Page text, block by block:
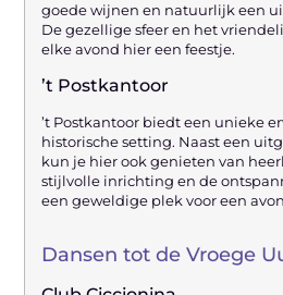
goede wijnen en natuurlijk een
De gezellige sfeer en het
elke avond hier een feestje.
’t Postkantoor
’t Postkantoor biedt een unieke
historische setting. Naast een
kun je hier ook genieten van
stijlvolle inrichting en de
een geweldige plek voor een
Dansen tot de Vroege